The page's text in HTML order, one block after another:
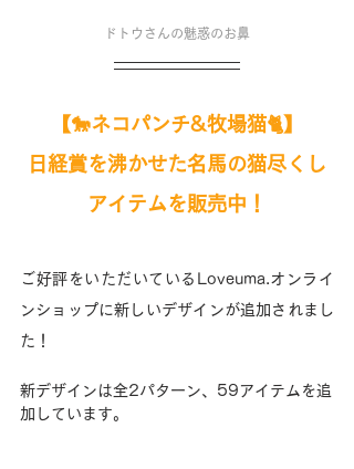
ドトウさんの魅惑のお鼻
【🐎ネコパンチ&牧場猫🐈】
日経賞を沸かせた名馬の猫尽くし
アイテムを 販売中！
ご好評をいただいているLoveuma.オンライ
ンショップに新しいデザインが追加されまし
た！
新デザインは全2パターン、59アイテムを追
加しています。